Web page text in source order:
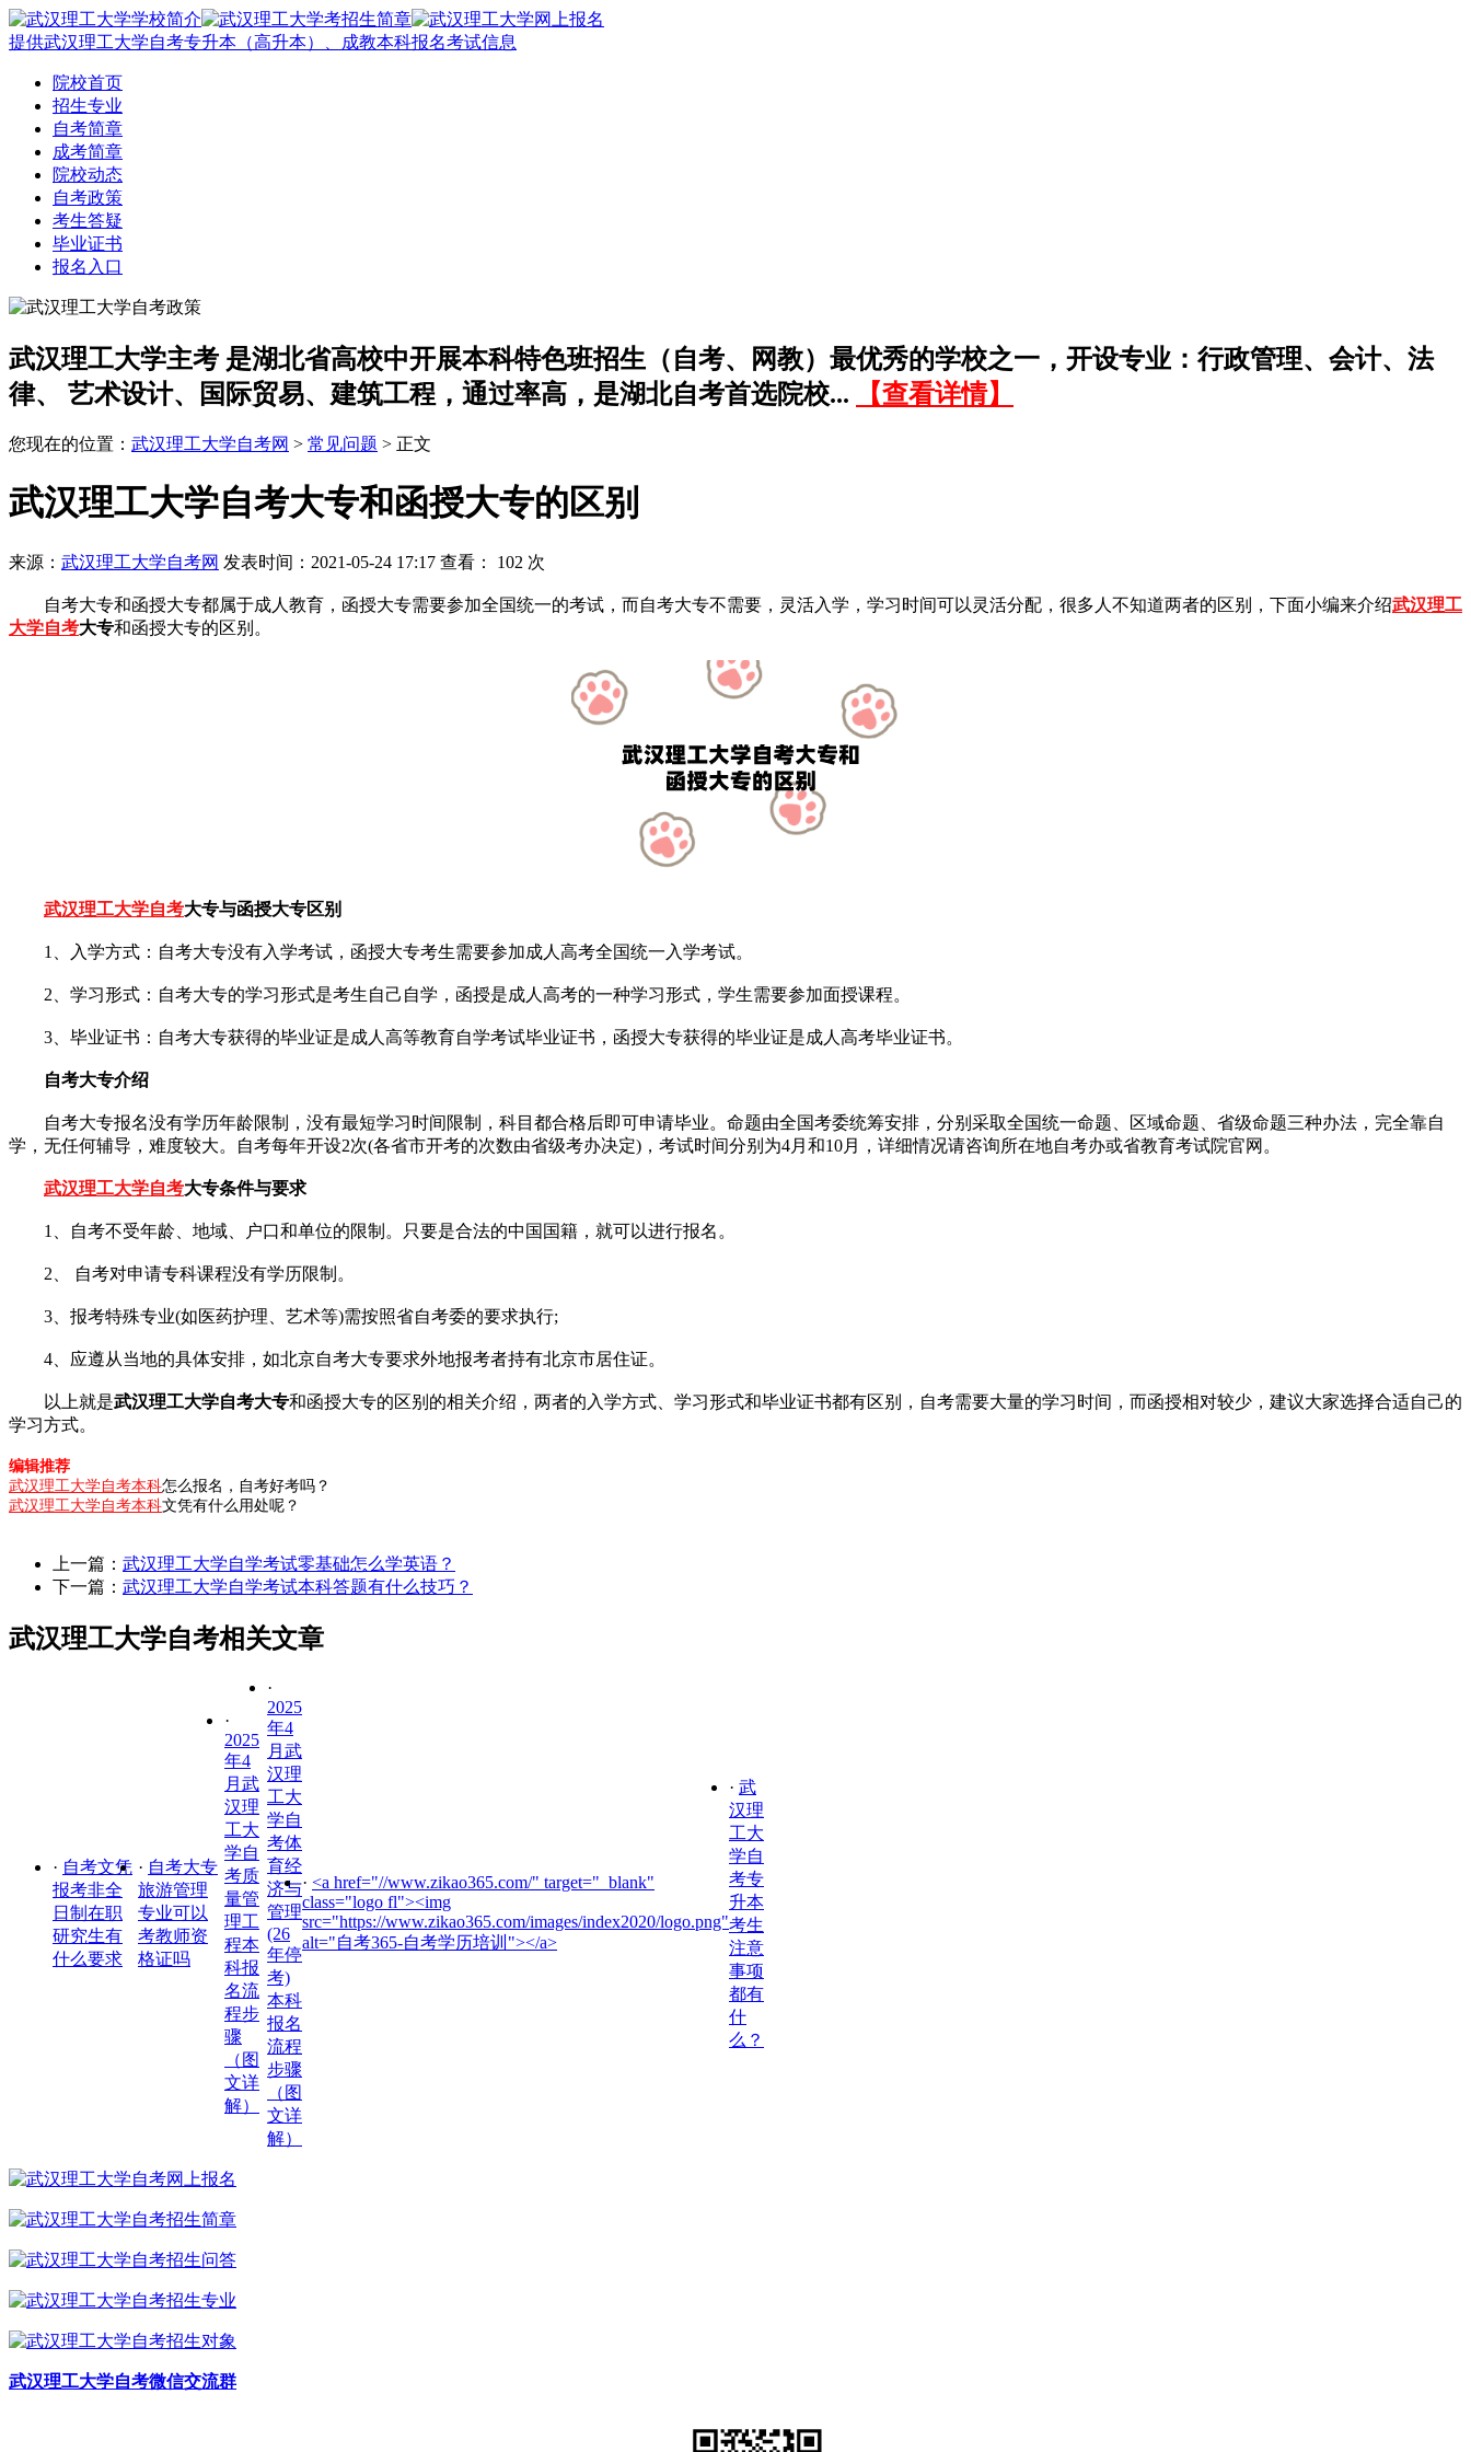
提供武汉理工大学自考专升本（高升本）、成教本科报名考试信息
院校首页
招生专业
自考简章
成考简章
院校动态
自考政策
考生答疑
毕业证书
报名入口
武汉理工大学主考 是湖北省高校中开展本科特色班招生（自考、网教）最优秀的学校之一，开设专业：行政管理、会计、法
律、 艺术设计、国际贸易、建筑工程，通过率高，是湖北自考首选院校...
【查看详情】
您现在的位置： 武汉理工大学自考网 > 常见问题 > 正文
武汉理工大学自考大专和函授大专的区别
来源： 武汉理工大学自考网 发表时间：2021-05-24 17:17 查看： 102 次
自考大专和函授大专都属于成人教育，函授大专需要参加全国统一的考试，而自考大专不需要，灵活入学，学习时间可以灵活分配，很多人不知道两者的区别，下面小编来介绍武汉理工
大学自考大专和函授大专的区别。
武汉理工大学自考大专与函授大专区别
1、入学方式：自考大专没有入学考试，函授大专考生需要参加成人高考全国统一入学考试。
2、学习形式：自考大专的学习形式是考生自己自学，函授是成人高考的一种学习形式，学生需要参加面授课程。
3、毕业证书：自考大专获得的毕业证是成人高等教育自学考试毕业证书，函授大专获得的毕业证是成人高考毕业证书。
自考大专介绍
自考大专报名没有学历年龄限制，没有最短学习时间限制，科目都合格后即可申请毕业。命题由全国考委统筹安排，分别采取全国统一命题、区域命题、省级命题三种办法，完全靠自
学，无任何辅导，难度较大。自考每年开设2次(各省市开考的次数由省级考办决定)，考试时间分别为4月和10月，详细情况请咨询所在地自考办或省教育考试院官网。
武汉理工大学自考大专条件与要求
1、自考不受年龄、地域、户口和单位的限制。只要是合法的中国国籍，就可以进行报名。
2、 自考对申请专科课程没有学历限制。
3、报考特殊专业(如医药护理、艺术等)需按照省自考委的要求执行;
4、应遵从当地的具体安排，如北京自考大专要求外地报考者持有北京市居住证。
以上就是武汉理工大学自考大专和函授大专的区别的相关介绍，两者的入学方式、学习形式和毕业证书都有区别，自考需要大量的学习时间，而函授相对较少，建议大家选择合适自己的
学习方式。
编辑推荐
武汉理工大学自考本科怎么报名，自考好考吗？
武汉理工大学自考本科文凭有什么用处呢？
上一篇： 武汉理工大学自学考试零基础怎么学英语？
下一篇： 武汉理工大学自学考试本科答题有什么技巧？
武汉理工大学自考相关文章
· 自考文凭
报考非全
日制在职
研究生有
什么要求
· 自考大专
旅游管理
专业可以
考教师资
格证吗
·
2025
年4
月武
汉理
工大
学自
考质
量管
理工
程本
科报
名流
程步
骤
（图
文详
解）
·
2025
年4
月武
汉理
工大
学自
考体
育经
济与
管理
(26
年停
考)
本科
报名
流程
步骤
（图
文详
解）
· <a href="//www.zikao365.com/" target="_blank"
class="logo fl"><img
src="https://www.zikao365.com/images/index2020/logo.png"
alt="自考365-自考学历培训"></a>
· 武
汉理
工大
学自
考专
升本
考生
注意
事项
都有
什
么？
武汉理工大学自考微信交流群